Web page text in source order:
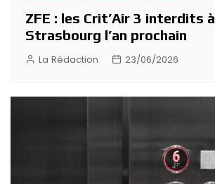
ZFE : les Crit’Air 3 interdits à
Strasbourg l’an prochain
La Rédaction 23/06/2026